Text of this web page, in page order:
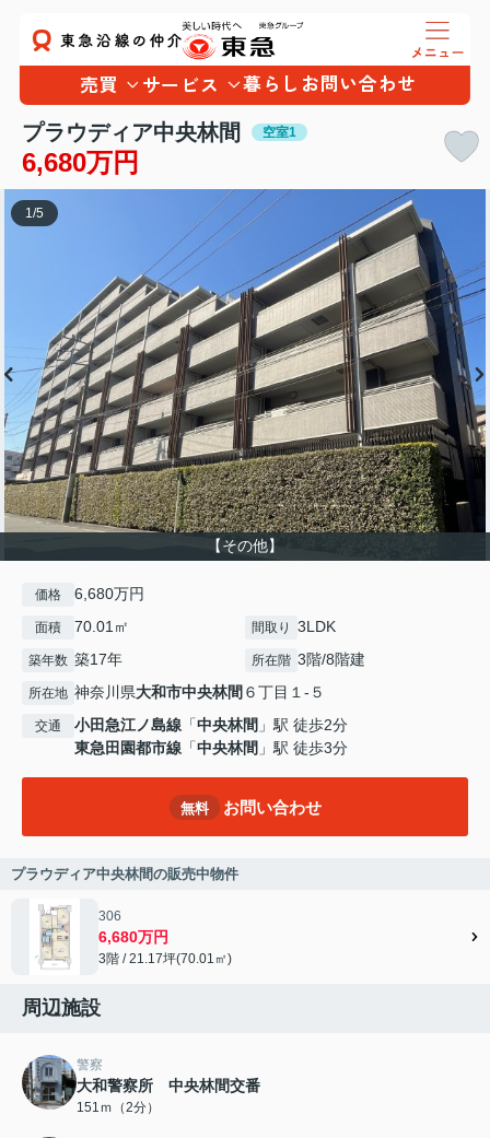
売買 サービス 暮らし お問い合わせ
プラウディア中央林間 空室1
6,680万円
【その他】
1 /5
価格 6,680万円
面積 70.01㎡ 間取り 3LDK
築年数 築17年 所在階 3階/8階建
所在地 神奈川県大和市中央林間 ６丁目１-５
交通 小田急江ノ島線 「中央林間 」駅 徒歩2分
東急田園都市線 「中央林間 」駅 徒歩3分
無料 お問い合わせ
プラウディア中央林間の販売中物件
306
6,680万円
3階 / 21.17坪(70.01㎡)
周辺施設
警察
大和警察所 中央林間交番
151ｍ（2分）